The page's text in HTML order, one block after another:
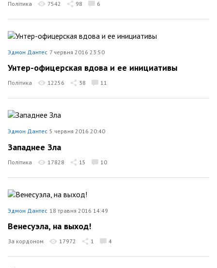
Політика 7542 98 6
Эдмон Дантес 7 червня 2016 23:50
Унтер-офицерская вдова и ее инициативы
Політика 12256 38 11
Эдмон Дантес 5 червня 2016 20:40
Западнее Зла
Політика 17828 15 10
Эдмон Дантес 18 травня 2016 14:49
Венесуэла, на выход!
За кордоном 17972 1 4